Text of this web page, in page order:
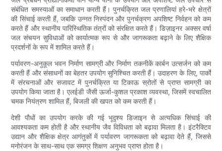
संबंधित समस्याओं का समाधान करती हैं। पुनर्चक्रित जल प्रणालियां हरे-भरे क्षेत्रों
की सिंचाई करती हैं, जबकि उन्नत निस्पंदन और पुनर्चक्रण अपशिष्ट निर्वहन को कम
करते हैं और स्थानीय पारिस्थितिक तंत्रों को संरक्षित करते हैं। डिज़ाइनर अक्सर वर्षा
जल संचयन सुविधाओं को कार्यात्मक रूप से और जागरूकता बढ़ाने के लिए शैक्षिक
प्रदर्शनों के रूप में शामिल करते हैं।
पर्यावरण-अनुकूल भवन निर्माण सामग्री और निर्माण तकनीकें कार्बन उत्सर्जन को कम
करती हैं और संसाधनों का बेहतर उपयोग सुनिश्चित करती हैं। उदाहरण के लिए, पार्कों
में संरचनाओं और सजावट में पुनर्चक्रित या टिकाऊ स्रोतों से प्राप्त सामग्री का
उपयोग किया जाता है। एलईडी जैसी ऊर्जा-कुशल प्रकाश व्यवस्था, जिसमें स्वचालित
चमक नियंत्रण शामिल हैं, बिजली की खपत को कम करती हैं।
देशी पौधों का उपयोग करके की गई भूदृश्य डिजाइन से अत्यधिक सिंचाई की
आवश्यकता कम होती है और स्थानीय जैव विविधता को बढ़ावा मिलता है। इंटरैक्टिव
उद्यान और शैक्षिक क्षेत्र आगंतुकों में पर्यावरण जागरूकता को बढ़ावा देते हैं, जिससे
मनोरंजन के साथ-साथ एक समग्र शिक्षण अनुभव प्राप्त होता है।